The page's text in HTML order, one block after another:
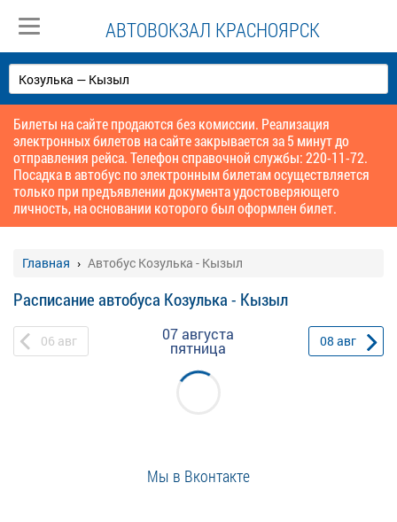
АВТОВОКЗАЛ КРАСНОЯРСК
Билеты на сайте продаются без комиссии. Реализация
электронных билетов на сайте закрывается за 5 минут до
отправления рейса. Телефон справочной службы: 220-11-72.
Посадка в автобус по электронным билетам осуществляется
только при предъявлении документа удостоверяющего
личность, на основании которого был оформлен билет.
Главная Автобус Козулька - Кызыл
Расписание автобуса Козулька - Кызыл
06 авг 07 августа
пятница 08 авг
Мы в Вконтакте